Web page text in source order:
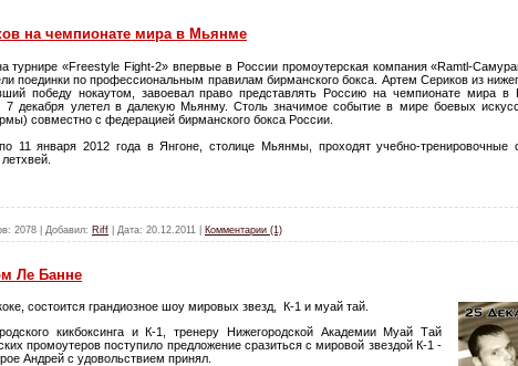
на чемпионате мира в Мьянме
турнире «Freestyle Fight-2» впервые в России промоутерская компания «Ramtl-
поединки по профессиональным правилам бирманского бокса. Артем Сериков из
победу нокаутом, завоевал право представлять Россию на чемпионате мира
декабря улетел в далекую Мьянму. Столь значимое событие в мире боевых
совместно с федерацией бирманского бокса России.
11 января 2012 года в Янгоне, столице Мьянмы, проходят учебно-
2078 Добавил: Riff Дата: 20.12.2011 Комментарии (1)
Ле Банне
состоится грандиозное шоу мировых звезд,
К-1 и муай тай.
кикбоксинга и К-1, тренеру Нижегородской Академии Муай Тай
промоутеров поступило предложение сразиться с мировой звездой К-1 -
Андрей с удовольствием принял.